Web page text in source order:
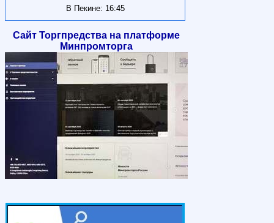
В Пекине: 16:45
Сайт Торгпредства на платформе
Минпромторга